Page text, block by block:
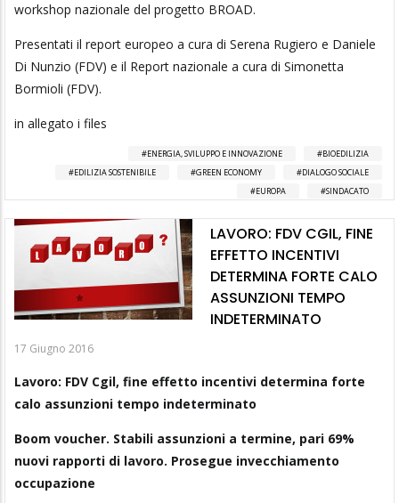
workshop nazionale del progetto BROAD.
Presentati il report europeo a cura di Serena Rugiero e Daniele
Di Nunzio (FDV) e il Report nazionale a cura di Simonetta
Bormioli (FDV).
in allegato i files
ENERGIA, SVILUPPO E INNOVAZIONE
BIOEDILIZIA
EDILIZIA SOSTENIBILE
GREEN ECONOMY
DIALOGO SOCIALE
EUROPA
SINDACATO
LAVORO: FDV CGIL, FINE
EFFETTO INCENTIVI
DETERMINA FORTE CALO
ASSUNZIONI TEMPO
INDETERMINATO
17 Giugno 2016
Lavoro: FDV Cgil, fine effetto incentivi determina forte
calo assunzioni tempo indeterminato
Boom voucher. Stabili assunzioni a termine, pari 69%
nuovi rapporti di lavoro. Prosegue invecchiamento
occupazione